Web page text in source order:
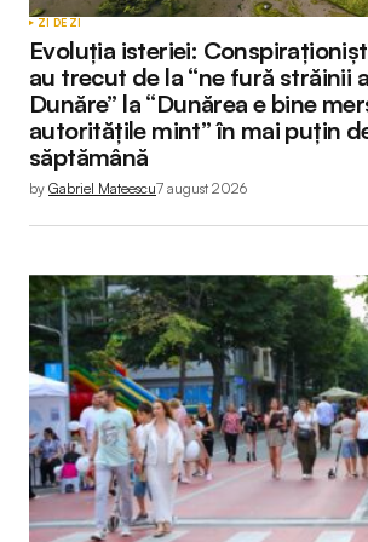
ZI DE ZI
Evoluția isteriei:
au trecut de la “ne fură străinii
Dunăre” la “Dunărea e bine
autoritățile mint” în mai puțin
săptămână
by Gabriel Mateescu7 august 2026